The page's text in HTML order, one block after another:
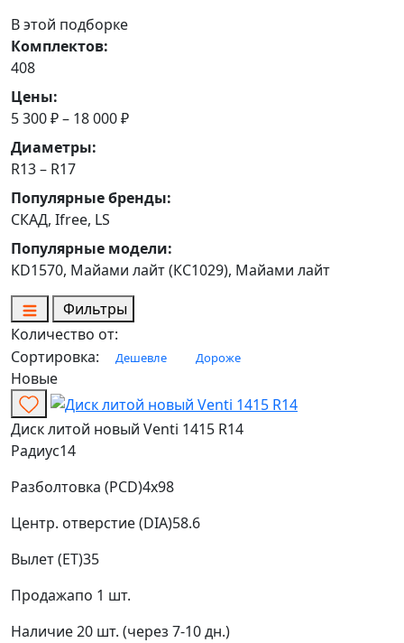
В этой подборке
Комплектов:
408
Цены:
5 300 ₽ – 18 000 ₽
Диаметры:
R13 – R17
Популярные бренды:
СКАД, Ifree, LS
Популярные модели:
KD1570, Майами лайт (КС1029), Майами лайт
Фильтры
Количество от:
Сортировка:
Дешевле Дороже
Новые
Диск литой новый Venti 1415 R14
Радиус14
Разболтовка (PCD)4x98
Центр. отверстие (DIA)58.6
Вылет (ET)35
Продажапо 1 шт.
Наличие20 шт. (через 7-10 дн.)